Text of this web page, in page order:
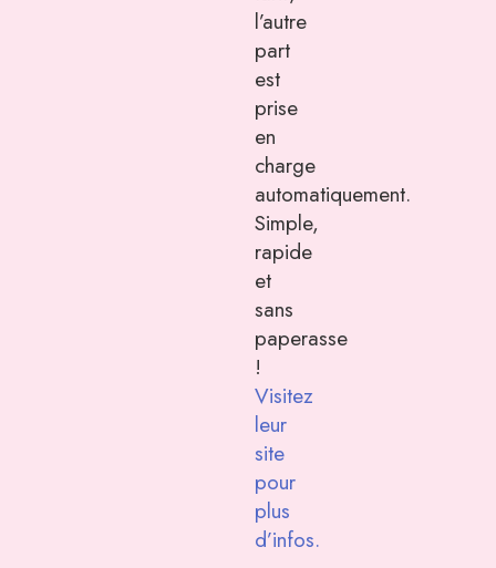
l’autre
part
est
prise
en
charge
automatiquement.
Simple,
rapide
et
sans
paperasse
!
Visitez
leur
site
pour
plus
d’infos.